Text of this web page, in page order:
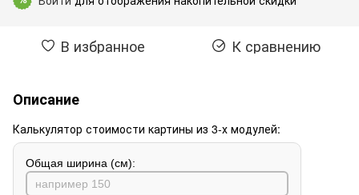
В избранное К сравнению
Описание
Калькулятор стоимости картины из 3-х модулей:
Общая ширина (см):